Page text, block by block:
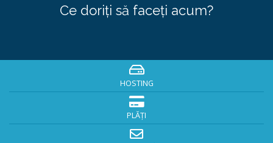
Ce doriți să faceți acum?
HOSTING
PLĂȚI